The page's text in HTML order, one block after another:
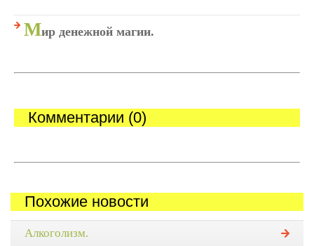
Мир денежной магии.
Комментарии (0)
Похожие новости
Алкоголизм.